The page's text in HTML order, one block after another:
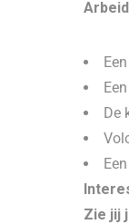
De
Zie jij